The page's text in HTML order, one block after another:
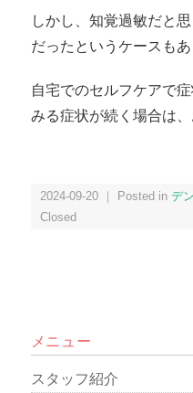
しかし、知覚過敏だと
だったというケースもあ
自宅でのセルフケアで
みる症状が続く場合は、
2024-09-20 ｜ Posted in デ
Closed
メニュー
スタッフ紹介